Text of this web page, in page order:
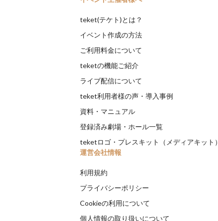
teket(テケト)とは？
イベント作成の方法
ご利用料金について
teketの機能ご紹介
ライブ配信について
teket利用者様の声・導入事例
資料・マニュアル
登録済み劇場・ホール一覧
teketロゴ・プレスキット（メディアキット）
運営会社情報
利用規約
プライバシーポリシー
Cookieの利用について
個人情報の取り扱いについて